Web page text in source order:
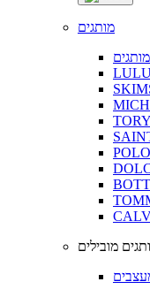
מותגים
מובילים